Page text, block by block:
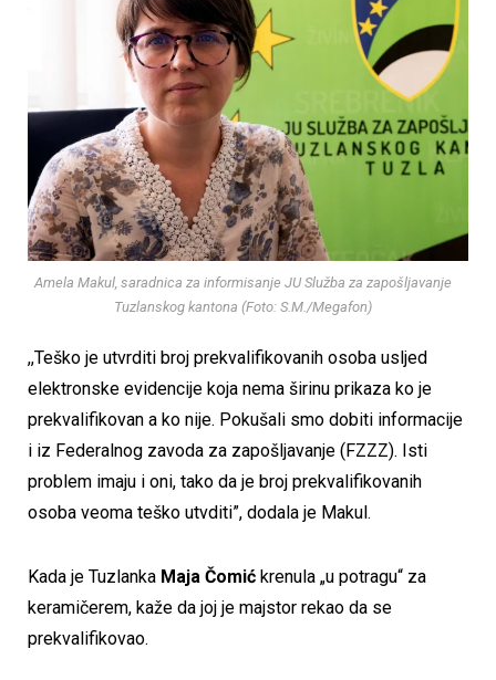
Amela Makul, saradnica za informisanje JU Služba za zapošljavanje
Tuzlanskog kantona (Foto: S.M./Megafon)
,,Teško je utvrditi broj prekvalifikovanih osoba usljed
elektronske evidencije koja nema širinu prikaza ko je
prekvalifikovan a ko nije. Pokušali smo dobiti informacije
i iz Federalnog zavoda za zapošljavanje (FZZZ). Isti
problem imaju i oni, tako da je broj prekvalifikovanih
osoba veoma teško utvditi”, dodala je Makul.
Kada je Tuzlanka Maja Čomić krenula „u potragu“ za
keramičerem, kaže da joj je majstor rekao da se
prekvalifikovao.